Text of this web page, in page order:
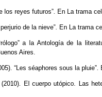
los reyes futuros”. En La trama
perjurio de la nieve”. En La trama
a la Antología de la
Aires.
“Les séaphores sous la
(2010). El cuerpo utópico. Las